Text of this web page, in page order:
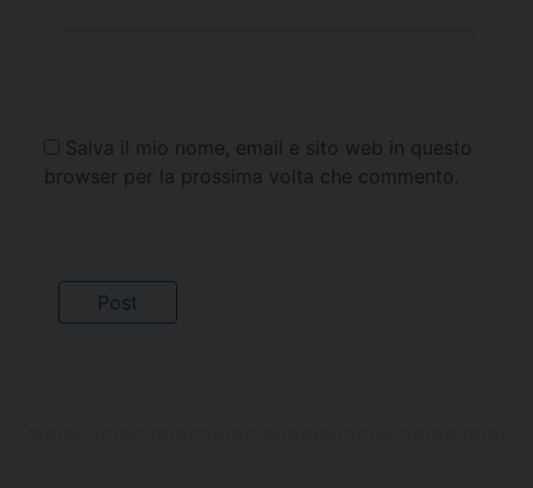
Salva il mio nome, email e sito web in questo
browser per la prossima volta che commento.